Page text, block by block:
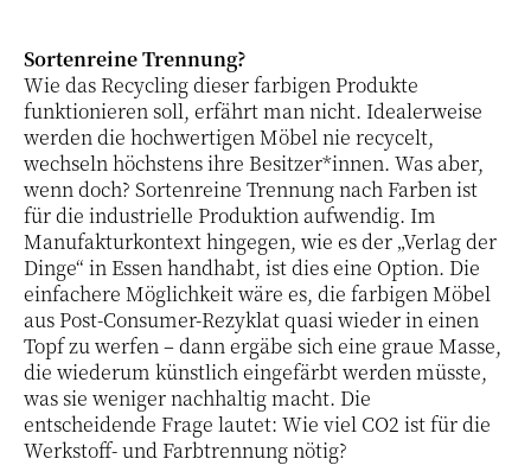
Sortenreine Trennung?
Wie das Recycling dieser farbigen Produkte
funktionieren soll, erfährt man nicht. Idealerweise
werden die hochwertigen Möbel nie recycelt,
wechseln höchstens ihre Besitzer*innen. Was aber,
wenn doch? Sortenreine Trennung nach Farben ist
für die industrielle Produktion aufwendig. Im
Manufakturkontext hingegen, wie es der „Verlag der
Dinge“ in Essen handhabt, ist dies eine Option. Die
einfachere Möglichkeit wäre es, die farbigen Möbel
aus Post-Consumer-Rezyklat quasi wieder in einen
Topf zu werfen – dann ergäbe sich eine graue Masse,
die wiederum künstlich eingefärbt werden müsste,
was sie weniger nachhaltig macht. Die
entscheidende Frage lautet: Wie viel CO2 ist für die
Werkstoff- und Farbtrennung nötig?